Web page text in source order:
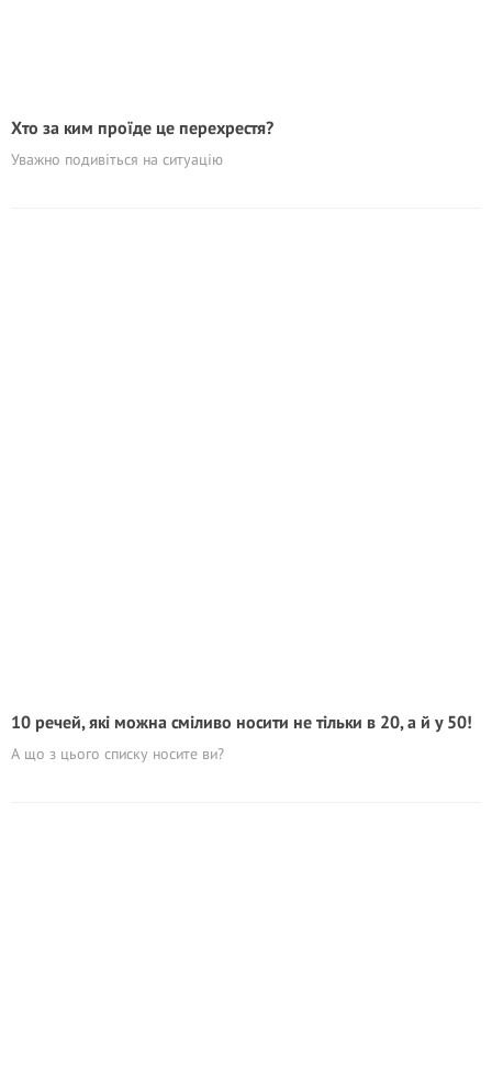
Хто за ким проїде це перехрестя?
Уважно подивіться на ситуацію
10 речей, які можна сміливо носити не тільки в 20, а й у 50!
А що з цього списку носите ви?